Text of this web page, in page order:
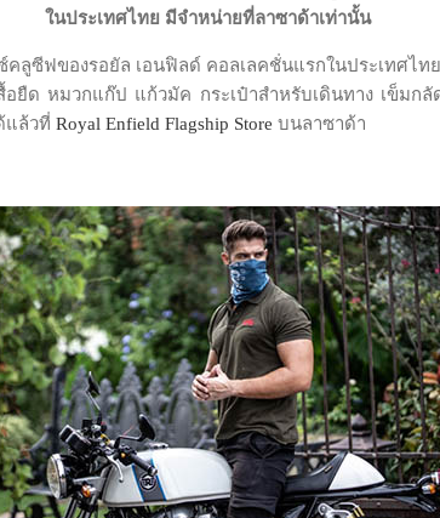
ในประเทศไทย มีจำหน่ายที่ลาซาด้าเท่านั้น
คลูซีฟของรอยัล เอนฟิลด์ คอลเลคชั่นแรกในประเทศไทย
อยืด หมวกแก๊ป แก้วมัค กระเป๋าสำหรับเดินทาง เข็มก
แล้วที่ Royal Enfield Flagship Store บนลาซาด้า